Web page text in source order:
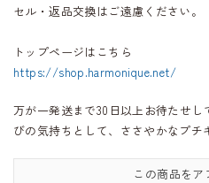
セル・返品交換はご遠慮ください。
トップページはこちら
https://shop.harmonique.net/
万が一発送まで30日以上お待たせ
びの気持ちとして、ささやかなプチ
この商品をア